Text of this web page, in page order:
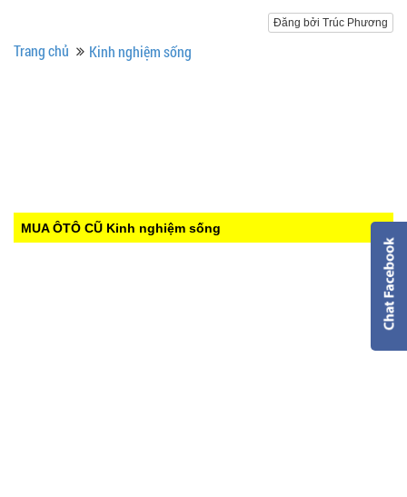
Đăng bởi Trúc Phương
Trang chủ Kinh nghiệm sống
MUA ÔTÔ CŨ Kinh nghiệm sống